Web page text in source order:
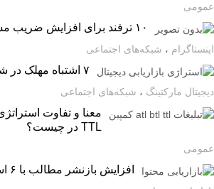
۱۰ ترفند برای افزایش ضریب مشارکت در اینستاگرام
،شبکه‌های اجتماعی
مارکتینگ،شبکه‌های اجتماعی
TTL در چیست؟
افزایش بازنشر مطالب با ۶ استراتژی ساده